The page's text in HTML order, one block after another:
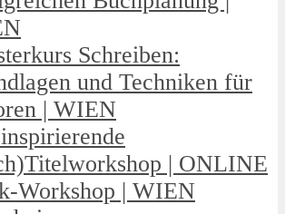
Schreiben:
und Techniken für
| WIEN
| ONLINE
Workshop | WIEN